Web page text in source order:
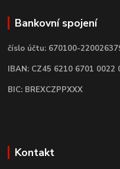
Bankovní spojení
číslo účtu: 670100-
IBAN: CZ45 6210 6701 0022
BIC: BREXCZPPXXX
Kontakt